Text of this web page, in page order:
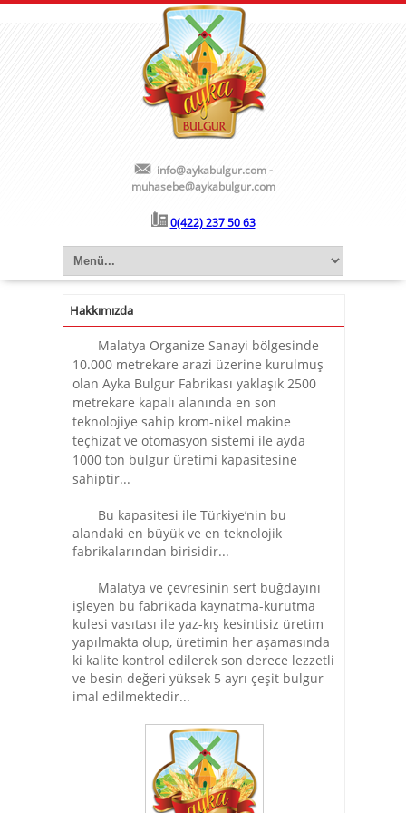
info@aykabulgur.com -
muhasebe@aykabulgur.com
0(422) 237 50 63
Hakkımızda
Malatya Organize Sanayi bölgesinde
10.000 metrekare arazi üzerine kurulmuş
olan Ayka Bulgur Fabrikası yaklaşık 2500
metrekare kapalı alanında en son
teknolojiye sahip krom-nikel makine
teçhizat ve otomasyon sistemi ile ayda
1000 ton bulgur üretimi kapasitesine
sahiptir...
Bu kapasitesi ile Türkiye’nin bu
alandaki en büyük ve en teknolojik
fabrikalarından birisidir...
Malatya ve çevresinin sert buğdayını
işleyen bu fabrikada kaynatma-kurutma
kulesi vasıtası ile yaz-kış kesintisiz üretim
yapılmakta olup, üretimin her aşamasında
ki kalite kontrol edilerek son derece lezzetli
ve besin değeri yüksek 5 ayrı çeşit bulgur
imal edilmektedir...